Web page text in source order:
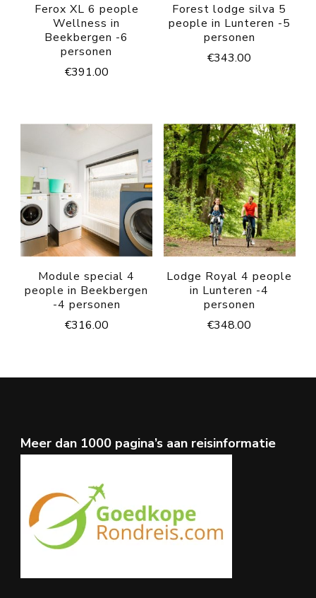
Ferox XL 6 people
Wellness in
Beekbergen -6
personen
€391.00
Forest lodge silva 5
people in Lunteren -5
personen
€343.00
Module special 4
people in Beekbergen
-4 personen
€316.00
Lodge Royal 4 people
in Lunteren -4
personen
€348.00
Meer dan 1000 pagina’s aan reisinformatie